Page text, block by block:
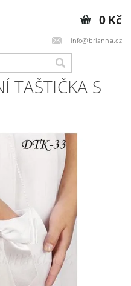
info@brianna.cz
0 Kč
TAŠTIČKA S